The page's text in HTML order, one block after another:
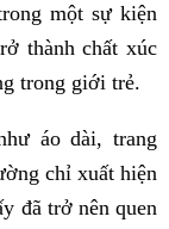
một sự kiện
thành chất xúc
trong giới trẻ.
áo dài, trang
chỉ xuất hiện
đã trở nên quen